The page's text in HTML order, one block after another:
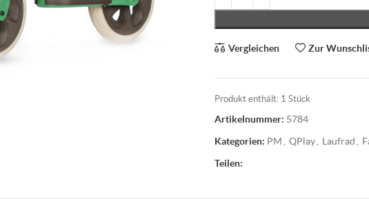
Vergleichen Zur
Produkt enthält: 1 Stück
Artikelnummer: 5784
Kategorien: PM QPlay Laufrad
Teilen: